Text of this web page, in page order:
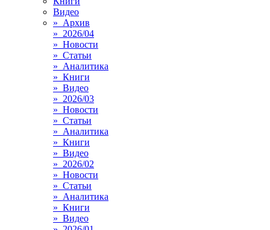
Видео
» Архив
» 2026/04
» Новости
» Статьи
» Аналитика
» Книги
» Видео
» 2026/03
» Новости
» Статьи
» Аналитика
» Книги
» Видео
» 2026/02
» Новости
» Статьи
» Аналитика
» Книги
» Видео